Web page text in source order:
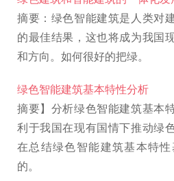
摘要：绿色智能建筑是人类对
的最佳结果，这也将成为我国
和方向。如何很好的把绿。
绿色智能建筑基本特性分析
摘要】分析绿色智能建筑基本
利于我国在现有国情下推动绿
在总结绿色智能建筑基本特
的。